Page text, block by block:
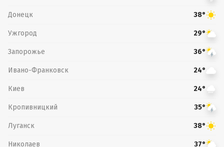
Донецк 38°
Ужгород 29°
Запорожье 36°
Ивано-Франковск 24°
Киев 24°
Кропивницкий 35°
Луганск 38°
Николаев 37°